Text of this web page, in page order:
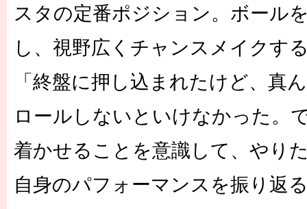
スタの定番ポジション。ボール
し、視野広くチャンスメイクす
「終盤に押し込まれたけど、真
ロールしないといけなかった。
着かせることを意識して、やり
自身のパフォーマンスを振り返